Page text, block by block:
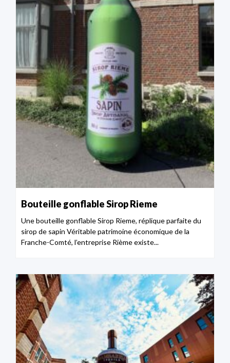
Bouteille gonflable Sirop Rieme
Une bouteille gonflable Sirop Rieme, réplique parfaite du
sirop de sapin Véritable patrimoine économique de la
Franche-Comté, l’entreprise Rième existe...